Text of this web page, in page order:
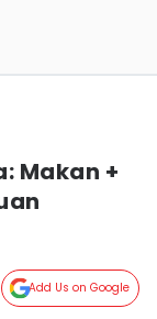
Makan +
Add Us on Google